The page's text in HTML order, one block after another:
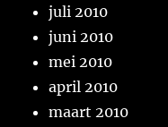
juli 2010
juni 2010
mei 2010
april 2010
maart 2010